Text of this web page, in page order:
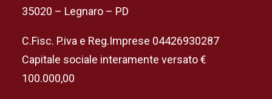
35020 – Legnaro – PD
C.Fisc. P.iva e Reg.Imprese 04426930287
Capitale sociale interamente versato €
100.000,00